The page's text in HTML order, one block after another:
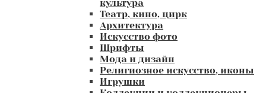
культура
Театр, кино, цирк
Архитектура
Искусство фото
Шрифты
Мода и дизайн
Религиозное искусство, иконы
Игрушки